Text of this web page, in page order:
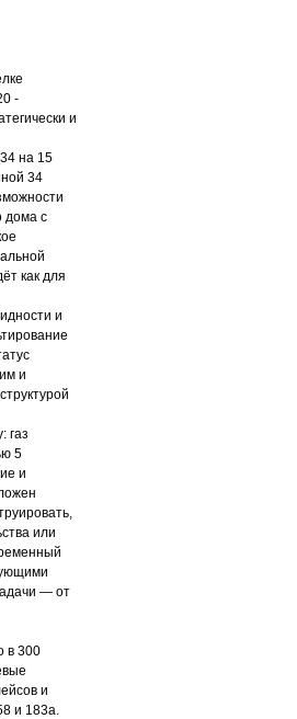
-
и
на 15
34
дома с
как для
и
и
газ
5
и
или
— от
в 300
и
и 183а.